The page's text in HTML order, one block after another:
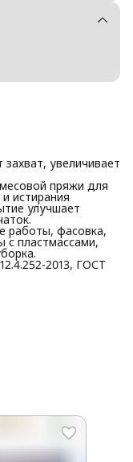
увеличивает
пряжи для
истирания
улучшает
работы, фасовка,
с пластмассами,
2013, ГОСТ